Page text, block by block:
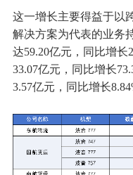
这一增长主要得益于以
解决方案为代表的业务
达59.20亿元，同比增长
33.07亿元，同比增长
3.57亿元，同比增长